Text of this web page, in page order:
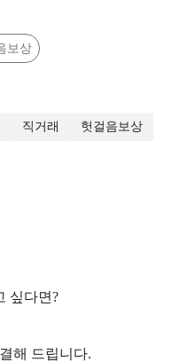
보상
직거래 헛걸음보상
싶다면?
해 드립니다.